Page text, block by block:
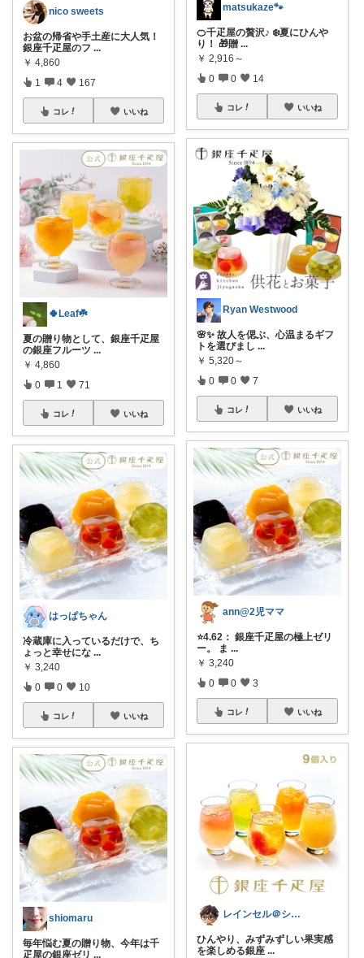
nico sweets
お盆の帰省や手土産に大人気！
銀座千疋屋のフ ...
￥ 4,860
1 4 167
コレ いいね
🍀Leaf☘️
夏の贈り物として、銀座千疋屋
の銀座フルーツ ...
￥ 4,860
0 1 71
コレ いいね
はっぱちゃん
冷蔵庫に入っているだけで、ち
ょっと幸せにな ...
￥ 3,240
0 0 10
コレ いいね
shiomaru
毎年悩む夏の贈り物、今年は千
疋屋の銀座ゼリ ...
matsukaze🐾
🍊千疋屋の贅沢♪ ❄️夏にひんや
り！ 🎁贈 ...
￥ 2,916～
0 0 14
コレ いいね
Ryan Westwood
🌸✨ 故人を偲ぶ、心温まるギフ
トを選びまし ...
￥ 5,320～
0 0 7
コレ いいね
ann@2児ママ
⭐4.62： 銀座千疋屋の極上ゼリ
ー。 ま ...
￥ 3,240
0 0 3
コレ いいね
レインセル＠シアワセおやつ便＆夏のひんや
ひんやり、みずみずしい果実感
を楽しめる銀座 ...